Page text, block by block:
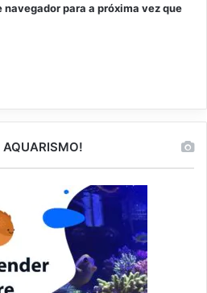
navegador para a próxima vez que
AQUARISMO!